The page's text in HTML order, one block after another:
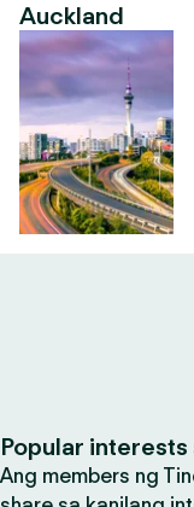
Auckland
Popular interests
Ang members ng